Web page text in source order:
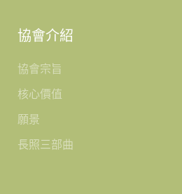
協會介紹
協會宗旨
核心價值
願景
長照三部曲